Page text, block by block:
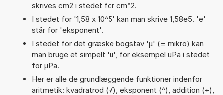
skrives cm2 i stedet for cm^2.
I stedet for '1,58 x 10^5' kan man skrive 1,58e5. 'e'
står for 'eksponent'.
I stedet for det græske bogstav 'µ' (= mikro) kan
man bruge et simpelt 'u', for eksempel uPa i stedet
for µPa.
Her er alle de grundlæggende funktioner indenfor
aritmetik: kvadratrod (√), eksponent (^), addition (+),